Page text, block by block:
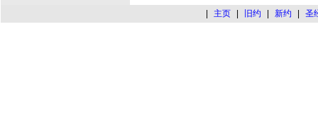
| 主页 | 旧约 | 新约 | 圣